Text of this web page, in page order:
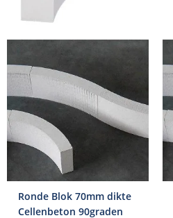
Ronde Blok 70mm dikte
Cellenbeton 90graden